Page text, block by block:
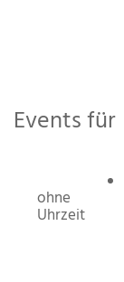
Events für
ohne
Uhrzeit